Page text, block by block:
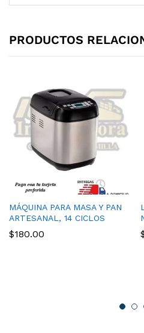
PRODUCTOS
MÁQUINA PARA MASA Y PAN
ARTESANAL, 14 CICLOS
$180.00